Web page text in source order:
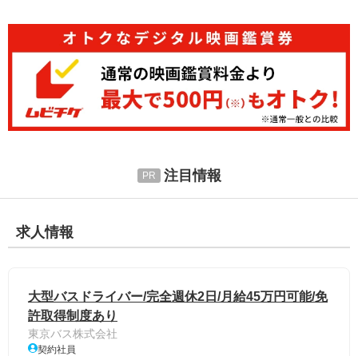
注目情報
求人情報
大型バスドライバー/完全週休2日/月給45万円可能/免
許取得制度あり
東京バス株式会社
契約社員